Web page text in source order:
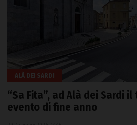
ALÀ DEI SARDI
“Sa Fita”, ad Alà dei Sardi
evento di fine anno